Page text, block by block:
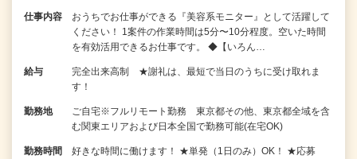
仕事内容
おうちでお仕事ができる『美容系モニター』として活躍して
ください！ 1案件の作業時間は5分〜10分程度。空いた時間
を有効活用できるお仕事です。 ◆【いろん…
給与
完全出来高制 ★謝礼は、最短で当日のうちに受け取れま
す！
勤務地
ご自宅※フルリモート勤務 東京都その他、東京都全域を含
む関東エリアおよび日本全国で勤務可能(在宅OK)
勤務時間
好きな時間に働けます！ ★単発（1日のみ）OK！ ★応募